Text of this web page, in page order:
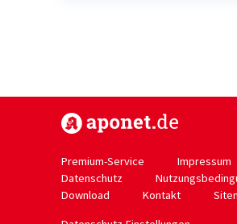
Premium-Service
Impressum
Datenschutz
Download
Kontakt